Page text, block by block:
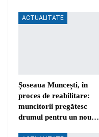
ACTUALITATE
Șoseaua Muncești, în
proces de reabilitare:
muncitorii pregătesc
drumul pentru un nou…